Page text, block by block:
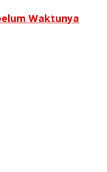
Waktunya